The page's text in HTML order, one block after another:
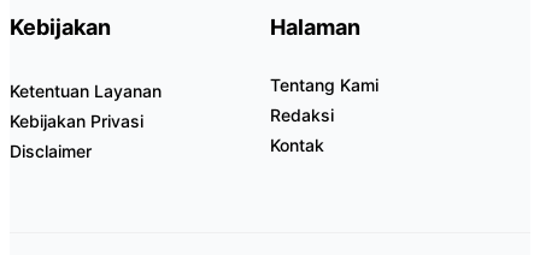
Kebijakan
Ketentuan Layanan
Kebijakan Privasi
Disclaimer
Halaman
Tentang Kami
Redaksi
Kontak